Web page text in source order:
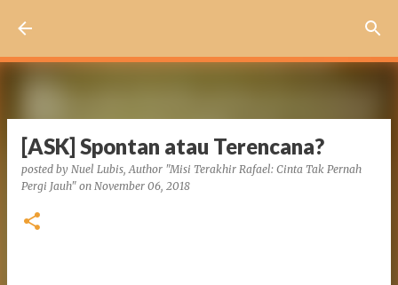
[ASK] Spontan atau Terencana?
posted by Nuel Lubis, Author "Misi Terakhir Rafael: Cinta Tak Pernah
Pergi Jauh" on November 06, 2018